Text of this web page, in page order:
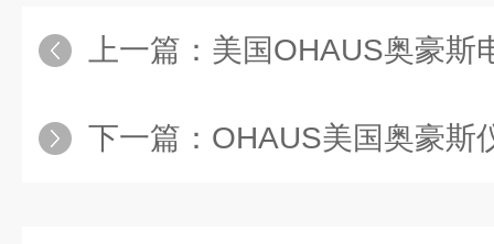
上一篇： 美国OHAUS奥豪斯
下一篇： OHAUS美国奥豪斯